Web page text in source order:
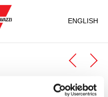
ENGLISH